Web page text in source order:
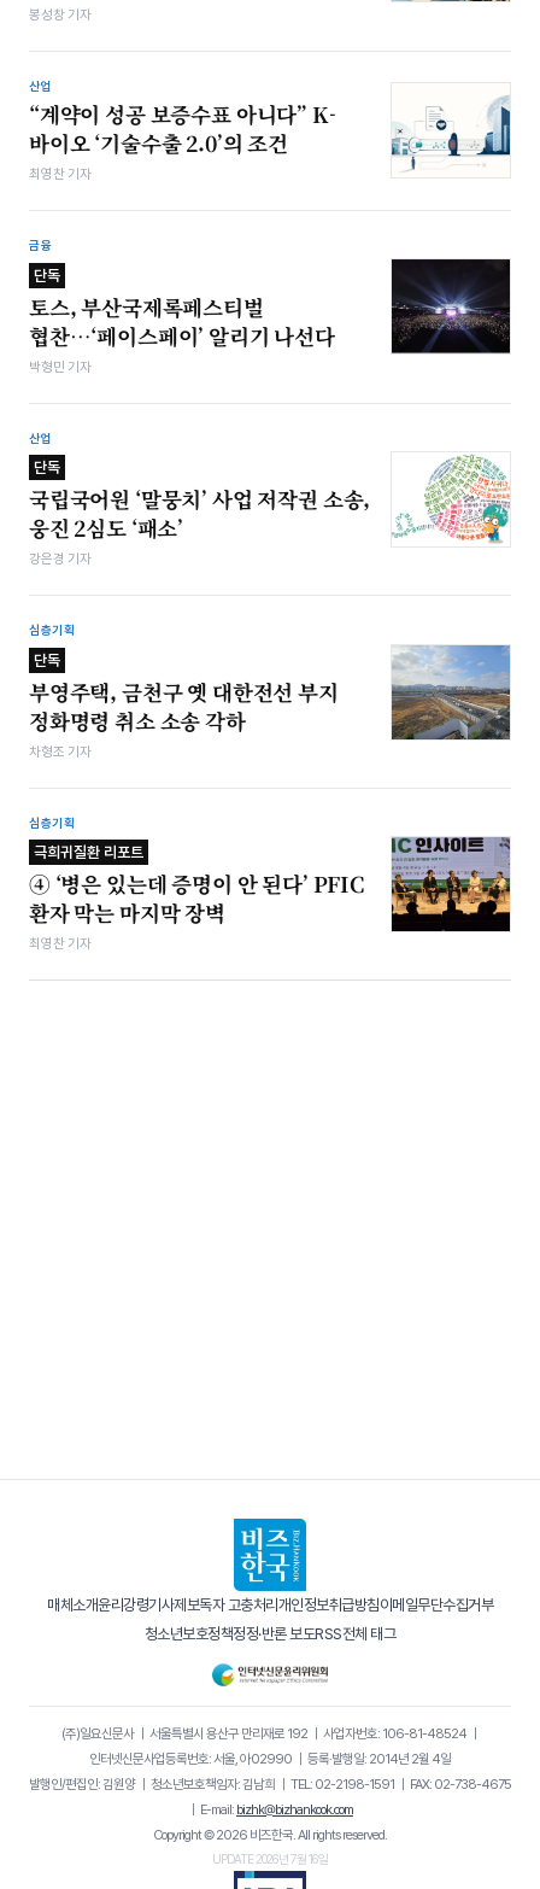
봉성창 기자
산업
“계약이 성공 보증수표 아니다” K-
바이오 ‘기술수출 2.0’의 조건
최영찬 기자
금융
단독
토스, 부산국제록페스티벌
협찬…‘페이스페이’ 알리기 나선다
박형민 기자
산업
단독
국립국어원 ‘말뭉치’ 사업 저작권 소송,
웅진 2심도 ‘패소’
강은경 기자
심층기획
단독
부영주택, 금천구 옛 대한전선 부지
정화명령 취소 소송 각하
차형조 기자
심층기획
극희귀질환 리포트
④ ‘병은 있는데 증명이 안 된다’ PFIC
환자 막는 마지막 장벽
최영찬 기자
매체소개윤리강령기사제보독자 고충처리 개인정보취급방침이메일무단수집거부
청소년보호정책정정·반론 보도RSS전체 태그
(주)일요신문사｜ 서울특별시 용산구 만리재로 192｜ 사업자번호: 106-81-48524｜
인터넷신문사업등록번호: 서울, 아02990
등록·발행일: 2014년 2월 4일
발행인/편집인: 김원양｜ 청소년보호책임자: 김남희 TEL: 02-2198-1591
FAX: 02-738-4675
E-mail: bizhk@bizhankook.com
Copyright © 2026 비즈한국. All rights reserved.
UPDATE 2026년 7월 16일